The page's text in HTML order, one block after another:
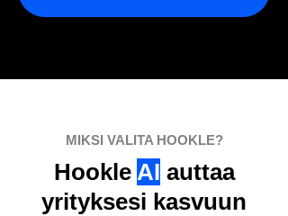
MIKSI VALITA HOOKLE?
Hookle AI auttaa
yrityksesi kasvuun